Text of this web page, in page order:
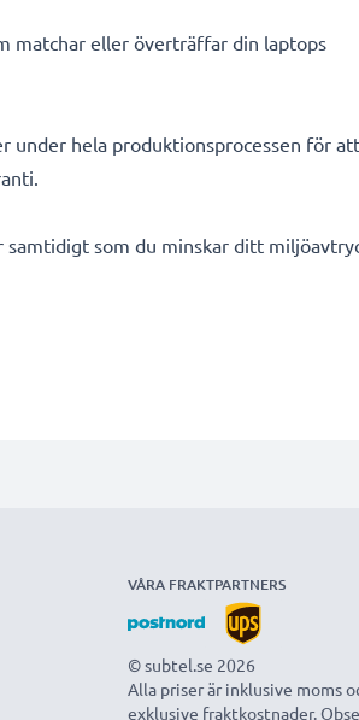
matchar eller överträffar din laptops
under hela produktionsprocessen för att
som du minskar ditt
VÅRA FRAKTPARTNERS
© subtel.se 2026
Alla priser är inklusive moms
exklusive fraktkostnader.